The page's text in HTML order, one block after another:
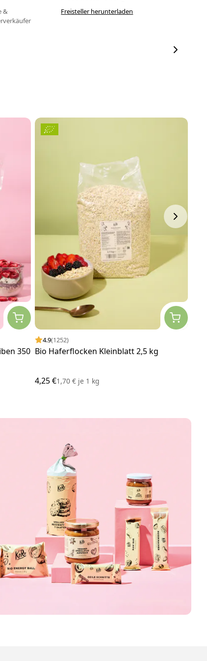
&
Freisteller herunterladen
350
4.9(1252)
Bio Haferflocken Kleinblatt 2,5 kg
4,25 €1,70 € je1 kg